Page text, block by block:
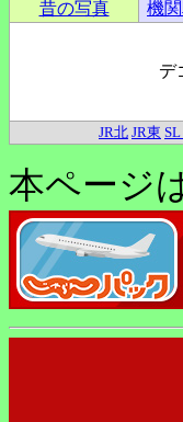
昔の写真
機
デ
JR北 JR東
本ページ